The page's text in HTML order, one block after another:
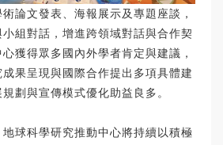
論文發表、海報展示及專題座談，
組對話，增進跨領域對話與合作契
獲得眾多國內外學者肯定與建議，
果呈現與國際合作提出多項具體建
劃與宣傳模式優化助益良多。
球科學研究推動中心將持續以積極